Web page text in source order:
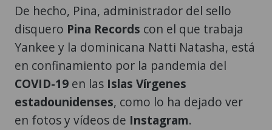
De hecho, Pina, administrador del sello
disquero Pina Records con el que trabaja
Yankee y la dominicana Natti Natasha, está
en confinamiento por la pandemia del
COVID-19 en las Islas Vírgenes
estadounidenses, como lo ha dejado ver
en fotos y vídeos de Instagram.